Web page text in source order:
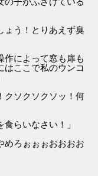
ょう！とりあえず臭
作によって窓も扉も
はここで私のウンコ
クソクソクソッ！何
らいなさい！」
めろぉぉぉおおおお